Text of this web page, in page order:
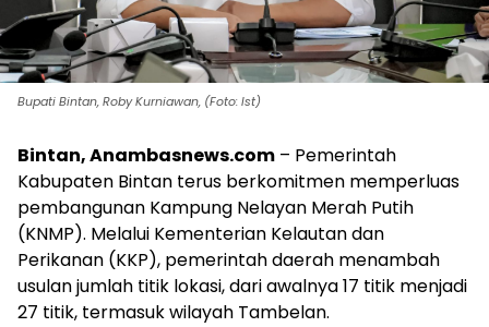
Bupati Bintan, Roby Kurniawan, (Foto: Ist)
Bintan, Anambasnews.com – Pemerintah
Kabupaten Bintan terus berkomitmen memperluas
pembangunan Kampung Nelayan Merah Putih
(KNMP). Melalui Kementerian Kelautan dan
Perikanan (KKP), pemerintah daerah menambah
usulan jumlah titik lokasi, dari awalnya 17 titik menjadi
27 titik, termasuk wilayah Tambelan.